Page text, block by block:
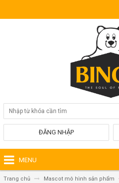
ĐĂNG NHẬP
MENU
Trang chủ Mascot mô hình sản phẩm